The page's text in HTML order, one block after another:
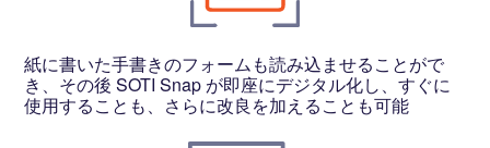
紙に書いた手書きのフォームも読み込ませることがで
き、その後 SOTI Snap が即座にデジタル化し、すぐに
使用することも、さらに改良を加えることも可能